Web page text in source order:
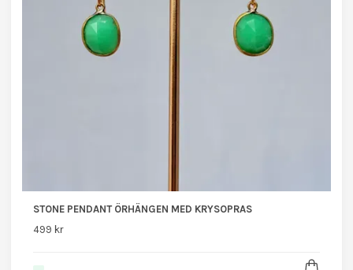
STONE PENDANT ÖRHÄNGEN MED KRYSOPRAS
499 kr